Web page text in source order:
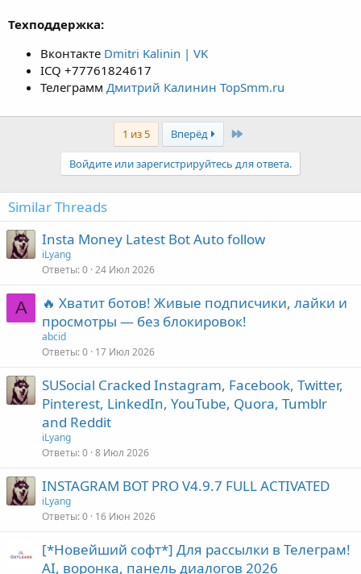
Техподдержка:
Вконтакте Dmitri Kalinin | VK
ICQ +77761824617
Телеграмм Дмитрий Калинин TopSmm.ru
1 из 5 Вперёд Last
Войдите или зарегистрируйтесь для ответа.
Similar Threads
Insta Money Latest Bot Auto follow
iLyang
Ответы 0 24 Июл 2026
A
🔥 Хватит ботов! Живые подписчики, лайки и
просмотры — без блокировок!
abcid
Ответы 0 17 Июл 2026
SUSocial Cracked Instagram, Facebook, Twitter,
Pinterest, LinkedIn, YouTube, Quora, Tumblr
and Reddit
iLyang
Ответы 0 8 Июл 2026
INSTAGRAM BOT PRO V4.9.7 FULL ACTIVATED
iLyang
Ответы 0 16 Июн 2026
[*Новейший софт*] Для рассылки в Телеграм!
AI, воронка, панель диалогов 2026